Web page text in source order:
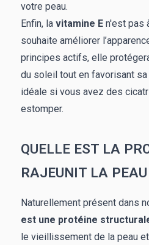
votre peau.
Enfin, la vitamine E n'est pas
souhaite améliorer
principes actifs, elle
du soleil tout en favorisant
idéale si vous avez des
estomper.
QUELLE EST LA
RAJEUNIT LA
Naturellement présent dans
est une protéine
le vieillissement de la peau